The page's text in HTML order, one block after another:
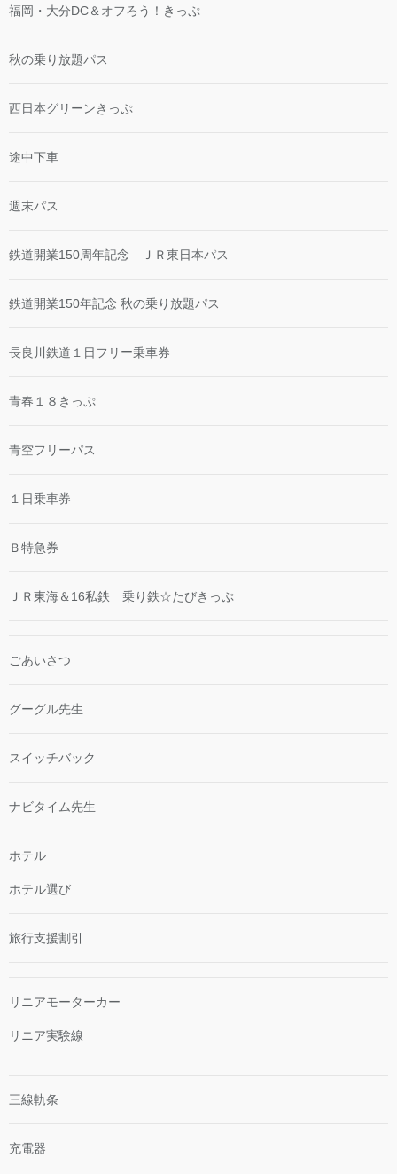
福岡・大分DC＆オフろう！きっぷ
秋の乗り放題パス
西日本グリーンきっぷ
途中下車
週末パス
鉄道開業150周年記念 ＪＲ東日本パス
鉄道開業150年記念 秋の乗り放題パス
長良川鉄道１日フリー乗車券
青春１８きっぷ
青空フリーパス
１日乗車券
Ｂ特急券
ＪＲ東海＆16私鉄 乗り鉄☆たびきっぷ
ごあいさつ
グーグル先生
スイッチバック
ナビタイム先生
ホテル
ホテル選び
旅行支援割引
リニアモーターカー
リニア実験線
三線軌条
充電器